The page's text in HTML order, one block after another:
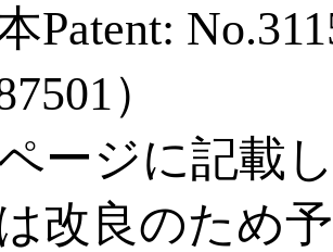
本Patent:
）
ージに記載
改良のため